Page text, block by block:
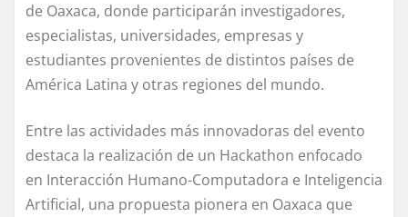
de Oaxaca, donde participarán investigadores,
especialistas, universidades, empresas y
estudiantes provenientes de distintos países de
América Latina y otras regiones del mundo.
Entre las actividades más innovadoras del evento
destaca la realización de un Hackathon enfocado
en Interacción Humano-Computadora e Inteligencia
Artificial, una propuesta pionera en Oaxaca que